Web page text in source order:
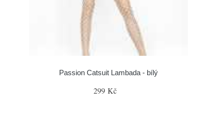
Passion Catsuit Lambada - bílý
299 Kč